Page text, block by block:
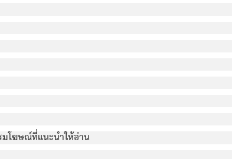
มโฆษณ์ที่แนะนำให้อ่าน